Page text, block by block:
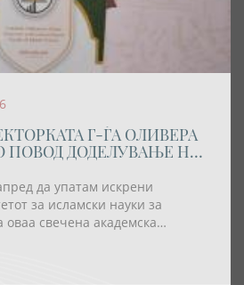
Г-ЃА ОЛИВЕРА
ПОВОД ДОДЕЛУВАЊЕ НА
НА РЕИСОТ НА ИВЗ
да упатам искрени
за исламски науки за
свечена академска
– титулата „Doctor Honoris
на Реис-ул-улема Хаџи